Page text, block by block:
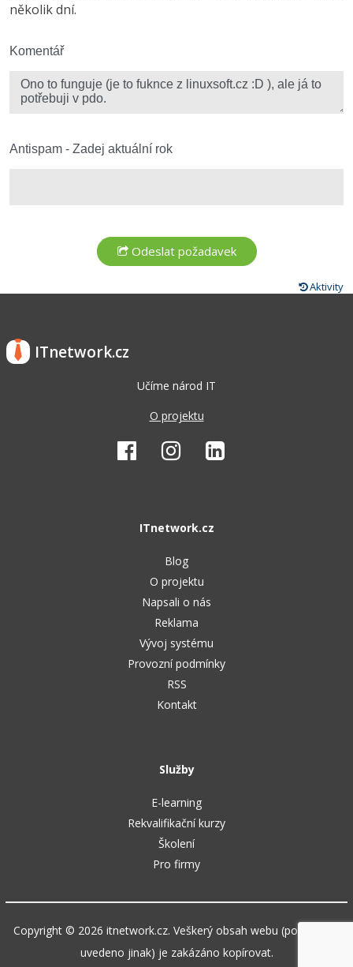
Fórum
Kybernetická bezpečnost
několik dní.
Komentář
Antispam - Zadej aktuální rok
Aktivity
ITnetwork.cz
Učíme národ IT
O projektu
ITnetwork.cz
Blog
O projektu
Napsali o nás
Reklama
Vývoj systému
Provozní podmínky
RSS
Kontakt
Služby
E-learning
Rekvalifikační kurzy
Školení
Pro firmy
Copyright © 2026 itnetwork.cz. Veškerý obsah webu (pokud není
uvedeno jinak) je zakázáno kopírovat.